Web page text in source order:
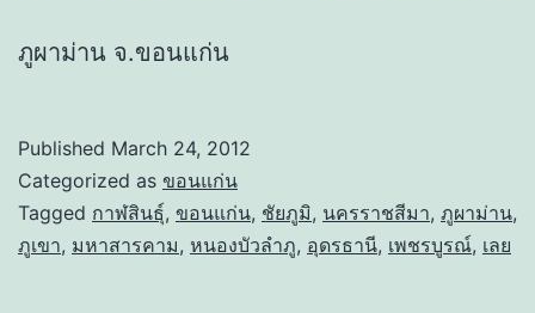
ภูผาม่าน จ.ขอนแก่น
Published March 24, 2012
Categorized as ขอนแก่น
Tagged กาฬสินธุ์, ขอนแก่น, ชัยภูมิ, นครราชสีมา, ภูผาม่าน,
ภูเขา, มหาสารคาม, หนองบัวลำภู, อุดรธานี, เพชรบูรณ์, เลย